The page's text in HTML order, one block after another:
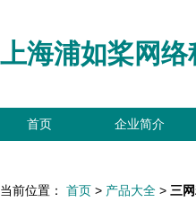
上海浦如桨网络
首页 企业简介
当前位置： 首页 > 产品大全 > 三